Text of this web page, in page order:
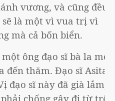
vương, và cũng đều
là một vì vua trị vì
mà cả bốn biển.
ông đạo sĩ bà la môn
đến thăm. Đạo sĩ Asita
đạo sĩ này đã già lắm,
chống gậy đi từ trên